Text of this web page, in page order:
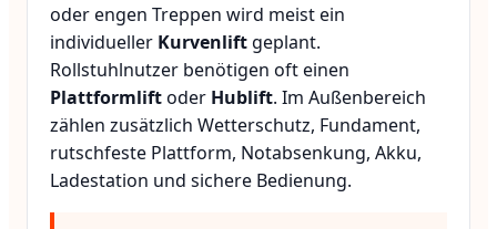
oder engen Treppen wird meist ein
individueller Kurvenlift geplant.
Rollstuhlnutzer benötigen oft einen
Plattformliftoder Hublift. Im Außenbereich
zählen zusätzlich Wetterschutz, Fundament,
rutschfeste Plattform, Notabsenkung, Akku,
Ladestation und sichere Bedienung.